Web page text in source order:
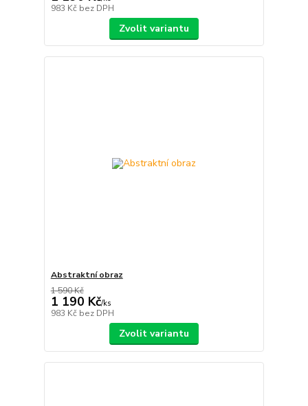
983 Kč bez DPH
Zvolit variantu
Abstraktní obraz
1 590 Kč
1 190 Kč/ks
983 Kč bez DPH
Zvolit variantu